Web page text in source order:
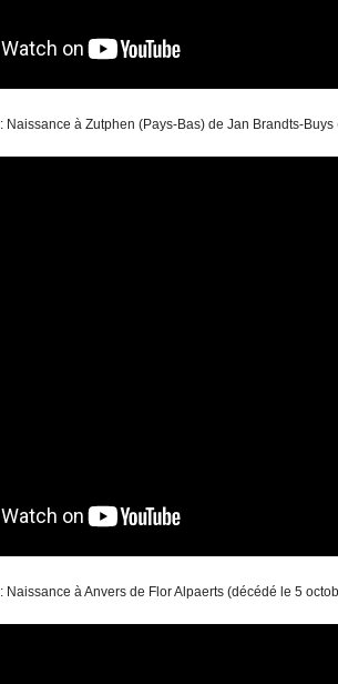
: Naissance à Zutphen (Pays-Bas) de Jan Brandts-
: Naissance à Anvers de Flor Alpaerts (décédé le 5